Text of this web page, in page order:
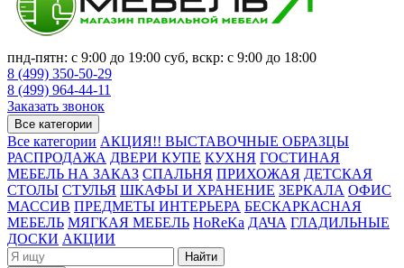
пнд-пятн: с 9:00 до 19:00 суб, вскр: с 9:00 до 18:00
8 (499) 350-50-29
8 (499) 964-44-11
Заказать звонок
Все категории
Все категории АКЦИЯ!! ВЫСТАВОЧНЫЕ ОБРАЗЦЫ
РАСПРОДАЖА ДВЕРИ КУПЕ КУХНЯ ГОСТИНАЯ
МЕБЕЛЬ НА ЗАКАЗ СПАЛЬНЯ ПРИХОЖАЯ ДЕТСКАЯ
СТОЛЫ СТУЛЬЯ ШКАФЫ И ХРАНЕНИЕ ЗЕРКАЛА ОФИС
МАССИВ ПРЕДМЕТЫ ИНТЕРЬЕРА БЕСКАРКАСНАЯ
МЕБЕЛЬ МЯГКАЯ МЕБЕЛЬ HoReKa ДАЧА ГЛАДИЛЬНЫЕ
ДОСКИ АКЦИИ
Найти